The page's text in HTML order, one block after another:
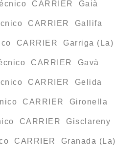
CARRIER Gaià
CARRIER Gallifa
CARRIER Garriga (La)
CARRIER Gavà
CARRIER Gelida
CARRIER Gironella
CARRIER Gisclareny
CARRIER Granada (La)